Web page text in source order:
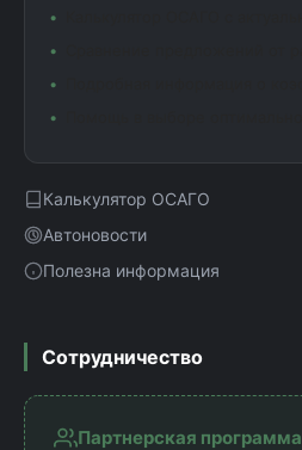
Калькулятор ОСАГО
Автоновости
Полезна информация
Сотрудничество
Партнерская программа